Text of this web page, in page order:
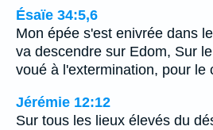
Ésaïe 34:5,6
Mon épée s'est enivrée dans
va descendre sur Edom, Sur
voué à l'extermination, pour le
Jérémie 12:12
Sur tous les lieux élevés du